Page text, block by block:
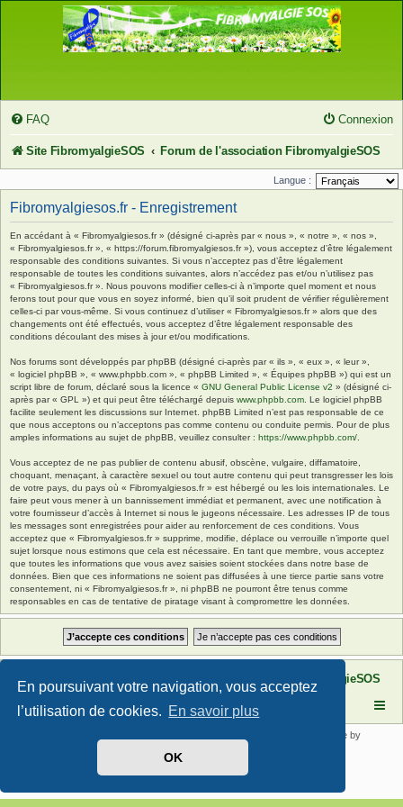
En poursuivant votre navigation, vous acceptez
l’utilisation de cookies. En savoir plus
OK
FAQ Connexion
Site FibromyalgieSOS Forum de l'association FibromyalgieSOS
Langue :
Fibromyalgiesos.fr - Enregistrement
En accédant à « Fibromyalgiesos.fr » (désigné ci-après par « nous », « notre », « nos »,
« Fibromyalgiesos.fr », « https://forum.fibromyalgiesos.fr »), vous acceptez d’être légalement
responsable des conditions suivantes. Si vous n’acceptez pas d’être légalement
responsable de toutes les conditions suivantes, alors n’accédez pas et/ou n’utilisez pas
« Fibromyalgiesos.fr ». Nous pouvons modifier celles-ci à n’importe quel moment et nous
ferons tout pour que vous en soyez informé, bien qu’il soit prudent de vérifier régulièrement
celles-ci par vous-même. Si vous continuez d’utiliser « Fibromyalgiesos.fr » alors que des
changements ont été effectués, vous acceptez d’être légalement responsable des
conditions découlant des mises à jour et/ou modifications.
Nos forums sont développés par phpBB (désigné ci-après par « ils », « eux », « leur »,
« logiciel phpBB », « www.phpbb.com », « phpBB Limited », « Équipes phpBB ») qui est un
script libre de forum, déclaré sous la licence « GNU General Public License v2 » (désigné ci-
après par « GPL ») et qui peut être téléchargé depuis www.phpbb.com . Le logiciel phpBB
facilite seulement les discussions sur Internet. phpBB Limited n’est pas responsable de ce
que nous acceptons ou n’acceptons pas comme contenu ou conduite permis. Pour de plus
amples informations au sujet de phpBB, veuillez consulter : https://www.phpbb.com/
Vous acceptez de ne pas publier de contenu abusif, obscène, vulgaire, diffamatoire,
choquant, menaçant, à caractère sexuel ou tout autre contenu qui peut transgresser les lois
de votre pays, du pays où « Fibromyalgiesos.fr » est hébergé ou les lois internationales. Le
faire peut vous mener à un bannissement immédiat et permanent, avec une notification à
votre fournisseur d’accès à Internet si nous le jugeons nécessaire. Les adresses IP de tous
les messages sont enregistrées pour aider au renforcement de ces conditions. Vous
acceptez que « Fibromyalgiesos.fr » supprime, modifie, déplace ou verrouille n’importe quel
sujet lorsque nous estimons que cela est nécessaire. En tant que membre, vous acceptez
que toutes les informations que vous avez saisies soient stockées dans notre base de
données. Bien que ces informations ne soient pas diffusées à une tierce partie sans votre
consentement, ni « Fibromyalgiesos.fr », ni phpBB ne pourront être tenus comme
responsables en cas de tentative de piratage visant à compromettre les données.
Site FibromyalgieSOS Forum de l'association FibromyalgieSOS
® Forum Software © phpBB Limited | SE Square by
Traduit par